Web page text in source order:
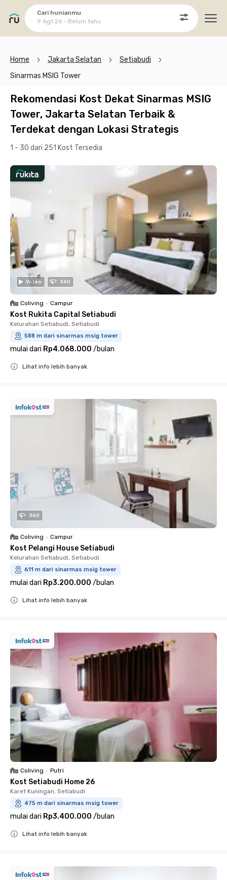
Cari hunianmu
9 Agt 26 - Belum tahu
Home Jakarta Selatan
Setiabudi
Sinarmas MSIG Tower
Rekomendasi Kost Dekat Sinarmas MSIG
Tower, Jakarta Selatan Terbaik &
Terdekat dengan Lokasi Strategis
1 - 30 dari 251 Kost Tersedia
Video 360
Coliving • Campur
Kost Rukita Capital Setiabudi
Kelurahan Setiabudi, Setiabudi
588 m dari sinarmas msig tower
mulai dari Rp4.068.000 /bulan
Lihat info lebih banyak
360
Coliving • Campur
Kost Pelangi House Setiabudi
Kelurahan Setiabudi, Setiabudi
611 m dari sinarmas msig tower
mulai dari Rp3.200.000 /bulan
Lihat info lebih banyak
Coliving • Putri
Kost Setiabudi Home 26
Karet Kuningan, Setiabudi
475 m dari sinarmas msig tower
mulai dari Rp3.400.000 /bulan
Lihat info lebih banyak